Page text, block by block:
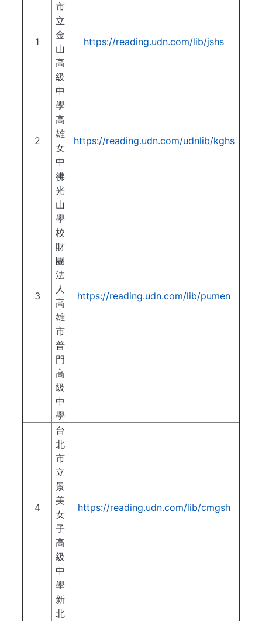
1
市
立
金
山
高
級
中
學
https://reading.udn.com/lib/jshs
2
高
雄
女
中
https://reading.udn.com/udnlib/kghs
3
彿
光
山
學
校
財
團
法
人
高
雄
市
普
門
高
級
中
學
https://reading.udn.com/lib/pumen
4
台
北
市
立
景
美
女
子
高
級
中
學
https://reading.udn.com/lib/cmgsh
新
北